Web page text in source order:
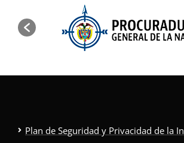
Plan de Seguridad y Privacidad de la